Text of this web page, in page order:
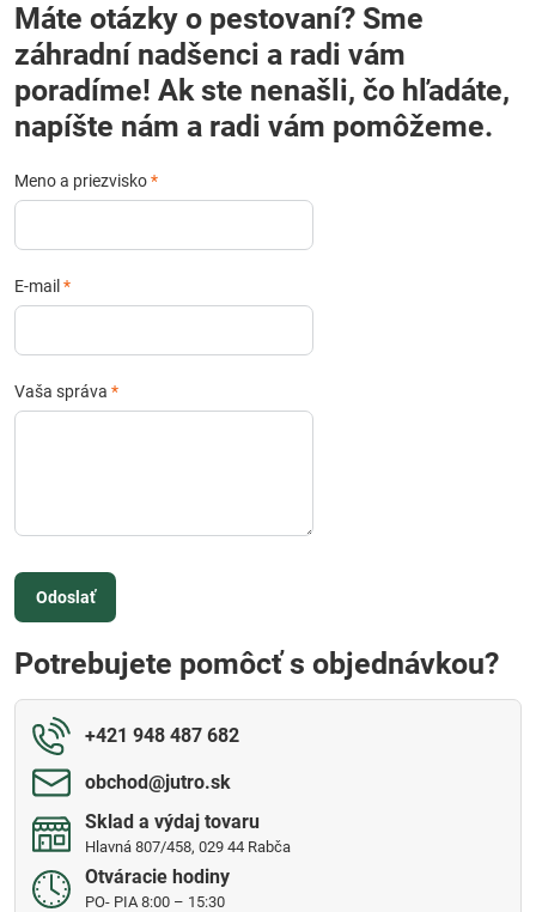
Máte otázky o pestovaní? Sme
záhradní nadšenci a radi vám
poradíme! Ak ste nenašli, čo hľadáte,
napíšte nám a radi vám pomôžeme.
Meno a priezvisko*
E-mail *
Vaša správa *
Odoslať
Potrebujete pomôcť s objednávkou?
+421 948 487 682
obchod​@jutro​.sk
Sklad a výdaj tovaru
Hlavná 807/458, 029 44 Rabča
Otváracie hodiny
PO- PIA 8:00 – 15:30